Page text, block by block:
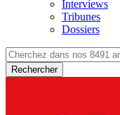
Interviews
Tribunes
Dossiers
Rechercher